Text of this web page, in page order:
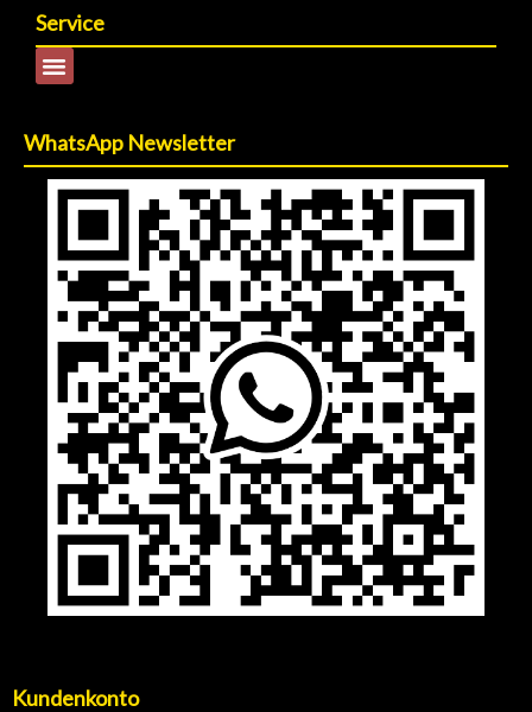
Service
WhatsApp Newsletter
Kundenkonto